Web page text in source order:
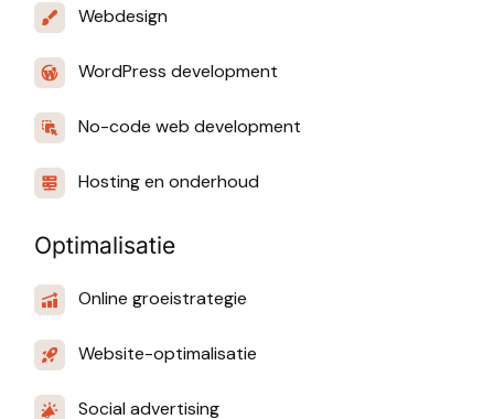
Webdesign
WordPress development
No-code web development
Hosting en onderhoud
Optimalisatie
Online groeistrategie
Website-optimalisatie
Social advertising